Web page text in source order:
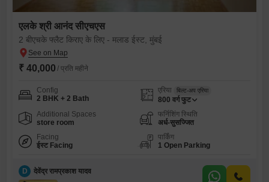
एलके श्री आनंद सीएचएस
2 बीएचके फ्लैट किराए के लिए - मलाड ईस्ट, मुंबई
₹ 40,000 / प्रति महीने
Config
2 BHK + 2 Bath
एरिया बिल्ट-अप एरिया
800 वर्ग फुट
Additional Spaces
store room
फर्निशिंग स्थिति
अर्ध-सुसज्जित
Facing
ईस्ट Facing
पार्किंग
1 Open Parking
D देवेंद्र रामप्रकाश यादव